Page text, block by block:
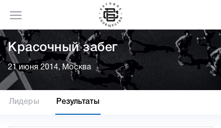
Красочный забег
21 июня 2014, Москва
Лидеры Результаты